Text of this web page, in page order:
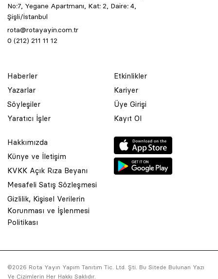
No:7, Yegane Apartmanı, Kat: 2, Daire: 4,
Şişli/İstanbul
rota@rotayayin.com.tr
0 (212) 211 11 12
Haberler
Yazarlar
Söyleşiler
Yaratıcı İşler
Etkinlikler
Kariyer
Üye Girişi
Kayıt Ol
Hakkımızda
Künye ve İletişim
KVKK Açık Rıza Beyanı
Mesafeli Satış Sözleşmesi
Gizlilik, Kişisel Verilerin
Korunması ve İşlenmesi
Politikası
©2026 Rota Yayın Yapım Tanıtım Tic. Ltd. Şti. Bu Sitede Bulunan Yazı
Ve Çizimlerin Her Hakkı Saklıdır.
© 2001 Rota Yayın Yapım Tanıtım Tic. Ltd. Şti. Bu Sitede Bulunan
Asquared WordPress Agencytarafından tasarlanmış ve